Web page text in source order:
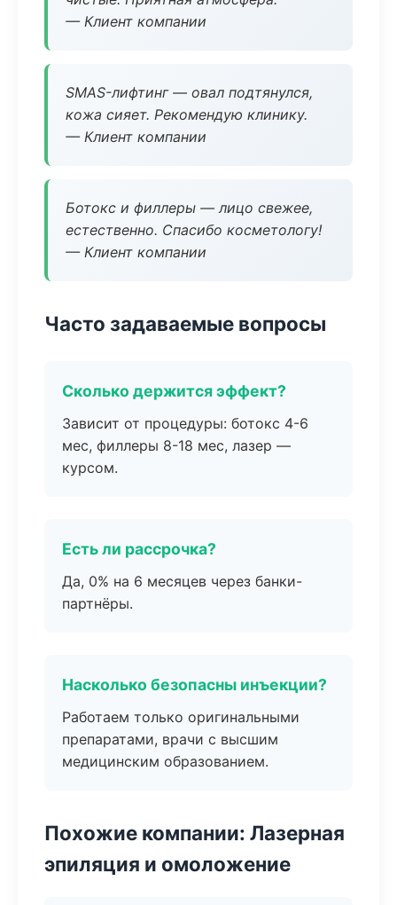
— Клиент компании
SMAS-лифтинг — овал подтянулся,
кожа сияет. Рекомендую клинику.
— Клиент компании
Ботокс и филлеры — лицо свежее,
естественно. Спасибо косметологу!
— Клиент компании
Часто задаваемые вопросы
Сколько держится эффект?
Зависит от процедуры: ботокс 4-6
мес, филлеры 8-18 мес, лазер —
курсом.
Есть ли рассрочка?
Да, 0% на 6 месяцев через банки-
партнёры.
Насколько безопасны инъекции?
Работаем только оригинальными
препаратами, врачи с высшим
медицинским образованием.
Похожие компании: Лазерная
эпиляция и омоложение